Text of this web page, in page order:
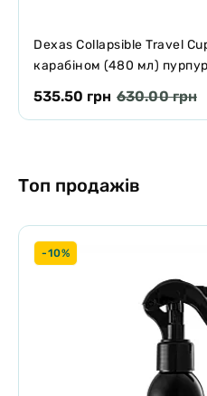
Dexas Collapsible Travel
карабіном (480 мл)
535.50 грн 630.00 грн
Топ продажів
-10%